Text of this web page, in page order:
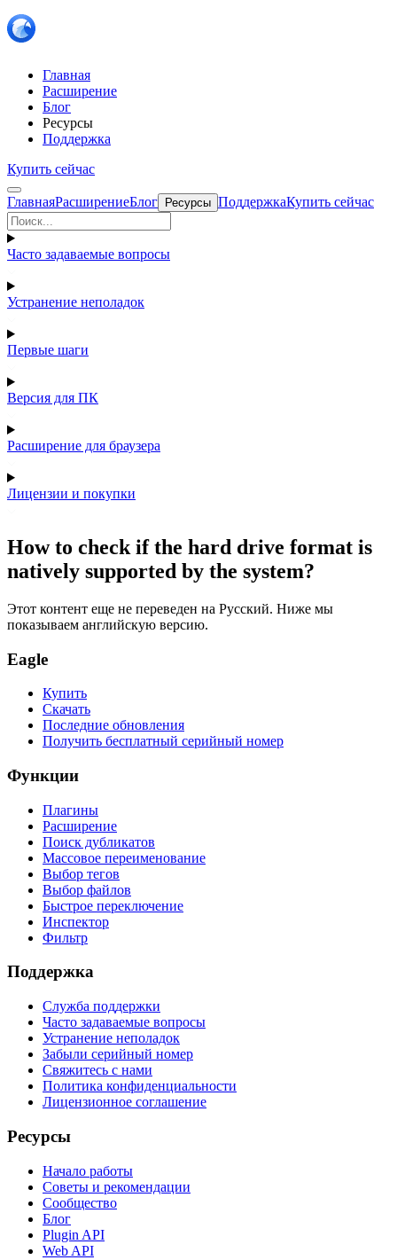
Главная
Расширение
Блог
Ресурсы
Поддержка
Купить сейчас
ГлавнаяРасширениеБлог Ресурсы ПоддержкаКупить сейчас
Часто задаваемые вопросы
Устранение неполадок
Первые шаги
Версия для ПК
Расширение для браузера
Лицензии и покупки
How to check if the hard drive format is
natively supported by the system?
Этот контент еще не переведен на Русский. Ниже мы
показываем английскую версию.
Eagle
Купить
Скачать
Последние обновления
Получить бесплатный серийный номер
Функции
Плагины
Расширение
Поиск дубликатов
Массовое переименование
Выбор тегов
Выбор файлов
Быстрое переключение
Инспектор
Фильтр
Поддержка
Служба поддержки
Часто задаваемые вопросы
Устранение неполадок
Забыли серийный номер
Свяжитесь с нами
Политика конфиденциальности
Лицензионное соглашение
Ресурсы
Начало работы
Советы и рекомендации
Сообщество
Блог
Plugin API
Web API